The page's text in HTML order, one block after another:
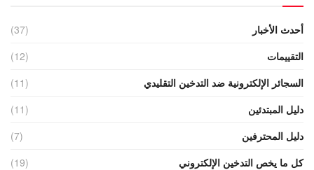
أحدث الأخبار
(37)
التقييمات
(12)
السجائر الإلكترونية ضد التدخين التقليدي
(11)
دليل المبتدئين
(11)
دليل المحترفين
(7)
كل ما يخص التدخين الإلكتروني
(19)